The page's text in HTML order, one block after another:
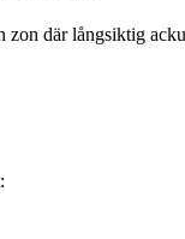
där långsiktig